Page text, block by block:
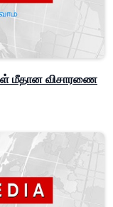
மீதான விசாரணை